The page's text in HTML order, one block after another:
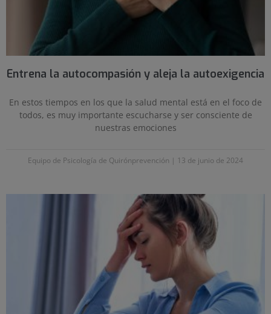
Entrena la autocompasión y aleja la autoexigencia
Equipo de Psicología de Quirónprevención 13 de junio de 2024
En estos tiempos en los que la salud mental está en el foco de
todos, es muy importante escucharse y ser consciente de
nuestras emociones